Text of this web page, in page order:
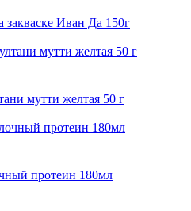
закваске Иван Да 150г
мутти желтая 50 г
протеин 180мл